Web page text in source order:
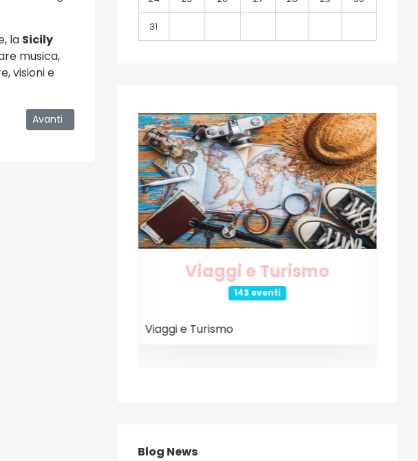
la Sicily
musica,
visioni e
Articolo successivo: PROGETTI UE: TPM GFUTURE
Avanti
31
Internet e Tecnologia
26 eventi
Internet e Tecnologia
Blog News